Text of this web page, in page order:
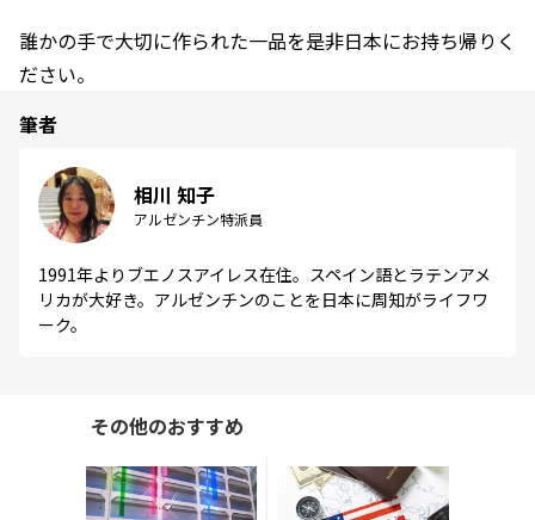
誰かの手で大切に作られた一品を是非日本にお持ち帰りく
ださい。
筆者
相川 知子
アルゼンチン特派員
1991年よりブエノスアイレス在住。スペイン語とラテンアメ
リカが大好き。アルゼンチンのことを日本に周知がライフワ
ーク。
その他のおすすめ